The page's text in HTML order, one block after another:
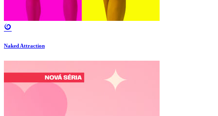
Naked Attraction